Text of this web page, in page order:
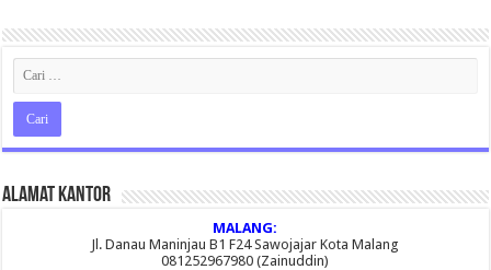
Alamat Kantor
MALANG:
Jl. Danau Maninjau B1 F24 Sawojajar Kota Malang
081252967980 (Zainuddin)